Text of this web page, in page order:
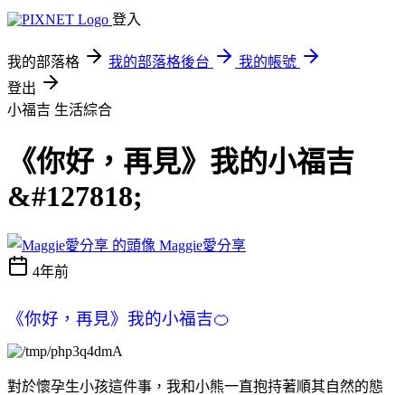
登入
我的部落格 我的部落格後台
我的帳號
登出
小福吉 生活綜合
《你好，再見》我的小福吉
&#127818;
Maggie愛分享
4年前
《你好，再見》我的小福吉🍊
對於懷孕生小孩這件事，我和小熊一直抱持著順其自然的態